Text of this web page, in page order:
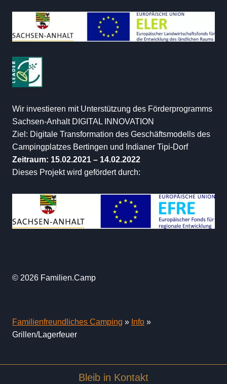
Wir investieren mit Unterstützung des Förderprogramms
Sachsen-Anhalt DIGITAL INNOVATION
Ziel: Digitale Transformation des Geschäftsmodells des
Campingplatzes Bertingen und Indianer Tipi-Dorf
Zeitraum: 15.02.2021 – 14.02.2022
Dieses Projekt wird gefördert durch:
© 2026 Familien.Camp
Familienfreundliches Camping » Info »
Grillen/Lagerfeuer
Bleib in Kontakt